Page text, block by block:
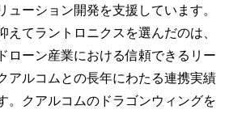
ューション開発を支援しています。
えてラントロニクスを選んだのは、
ローン産業における信頼できるリー
アルコムとの長年にわたる連携実績
。クアルコムのドラゴンウィングを